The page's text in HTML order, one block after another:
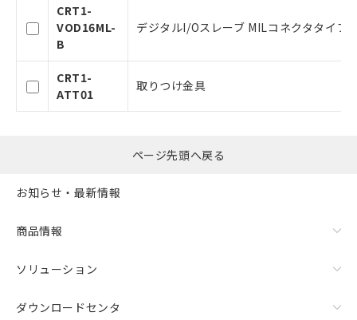
CRT1-
VOD16ML-
B
デジタルI/Oスレーブ MILコネクタタイプ
CRT1-
ATT01
取りつけ金具
ページ先頭へ戻る
お知らせ・最新情報
商品情報
ソリューション
ダウンロードセンタ
たはお客様担当のオムロン制御
認ください)
空
白
受注生産機種、また在庫状況の
情報を公開していない機種
ください。
在庫状況および標準価格結果を当社の
マイパーツ機能（部品リスト作成サー
ビス）をご利用いただくには、I-Web
お客様が当ウェブサイト上で当社にご
および当社の共同利用者が、当社の製
品・サービスに関するお客様との取
の共同利用に関して"
指します。